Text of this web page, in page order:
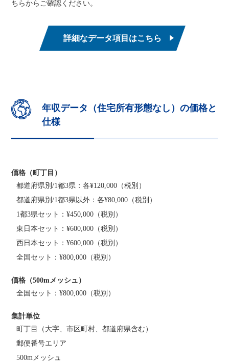
ちらからご確認ください。
詳細なデータ項目はこちら
年収データ（住宅所有形態なし）の価格と
仕様
価格（町丁目）
都道府県別/1都3県：各¥120,000（税別）
都道府県別/1都3県以外：各¥80,000（税別）
1都3県セット：¥450,000（税別）
東日本セット：¥600,000（税別）
西日本セット：¥600,000（税別）
全国セット：¥800,000（税別）
価格（500mメッシュ）
全国セット：¥800,000（税別）
集計単位
町丁目（大字、市区町村、都道府県含む）
郵便番号エリア
500mメッシュ